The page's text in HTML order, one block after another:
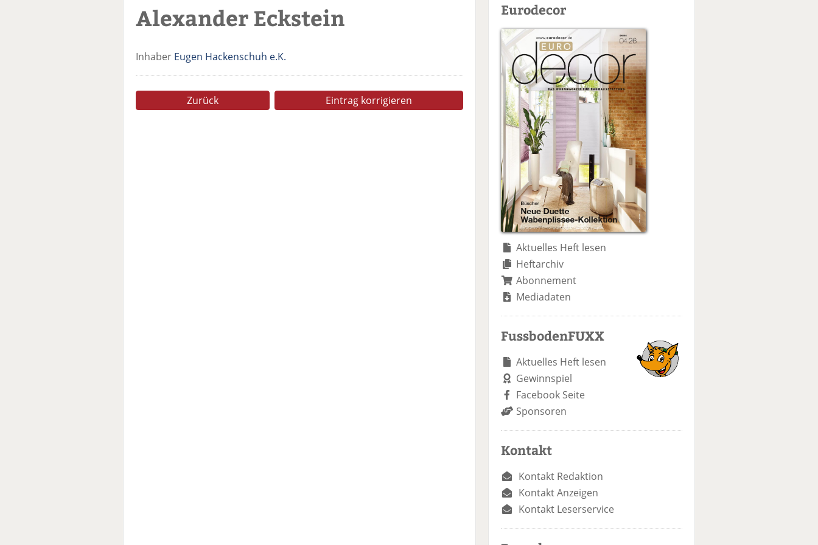
Alexander Eckstein
Inhaber Eugen Hackenschuh e.K.
Zurück Eintrag korrigieren
Eurodecor
Aktuelles Heft lesen
Heftarchiv
Abonnement
Mediadaten
FussbodenFUXX
Aktuelles Heft lesen
Gewinnspiel
Facebook Seite
Sponsoren
Kontakt
Kontakt Redaktion
Kontakt Anzeigen
Kontakt Leserservice